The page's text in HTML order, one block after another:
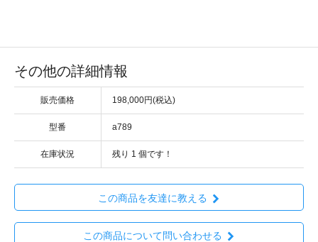
その他の詳細情報
販売価格 198,000円(税込)
型番 a789
在庫状況 残り 1 個です！
この商品を友達に教える
この商品について問い合わせる